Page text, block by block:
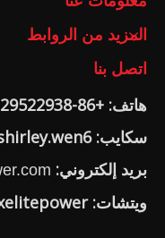
المزيد من الروابط
اتصل بنا
هاتف: +86-18129522938- 86+
سكايب: shirley.wen6
بريد إلكتروني:
ويتشات: xelitepower